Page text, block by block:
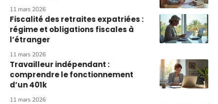
11 mars 2026
Fiscalité des retraites expatriées :
régime et obligations fiscales à
l’étranger
11 mars 2026
Travailleur indépendant :
comprendre le fonctionnement
d’un 401k
11 mars 2026